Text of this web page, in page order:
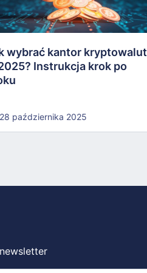
wybrać kantor kryptowalut
Instrukcja krok po
28 października 2025